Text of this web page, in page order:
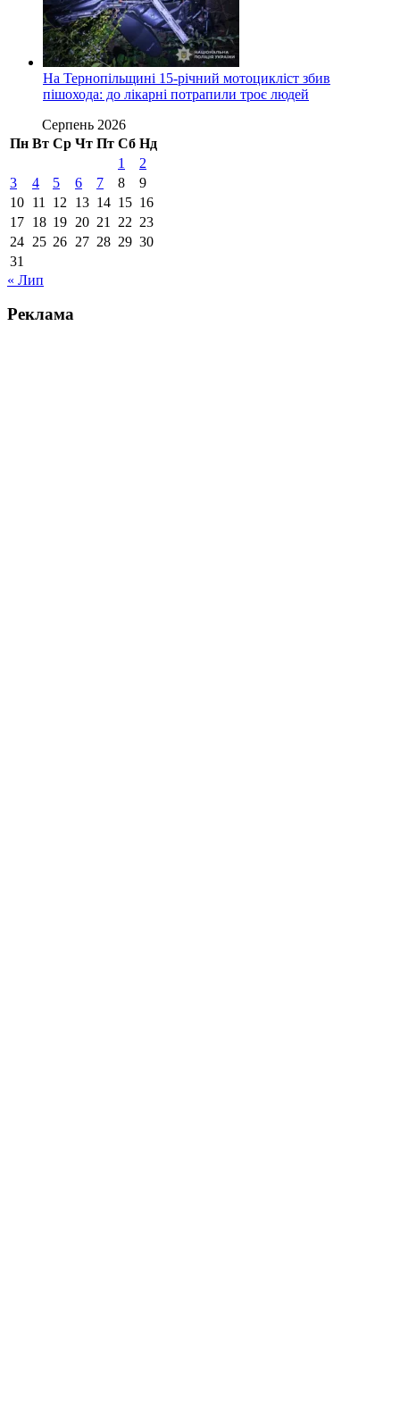
На Тернопільщині 15-річний мотоцикліст збив
пішохода: до лікарні потрапили троє людей
Серпень 2026
Пн Вт Ср Чт Пт Сб Нд
1
2
3
4 5 6 7 8
9
10 11 12 13 14 15 16
17 18 19 20 21 22 23
24 25 26 27 28 29 30
31
« Лип
Реклама